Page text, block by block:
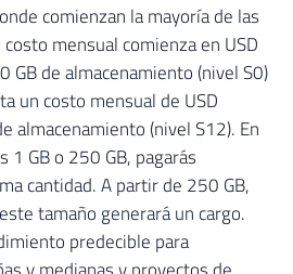
comienzan la mayoría de las
mensual comienza en USD
GB de almacenamiento (nivel S0)
un costo mensual de USD
almacenamiento (nivel S12). En
1 GB o 250 GB, pagarás
cantidad. A partir de 250 GB,
tamaño generará un cargo.
predecible para